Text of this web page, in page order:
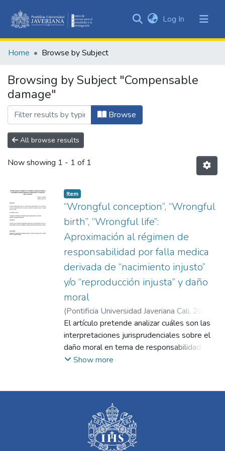
&
All of DSpace
Log In (current)
Home Browse by Subject
Browsing by Subject "Compensable
damage"
Browse
All browse results
Now showing 1 - 1 of 1
Item
“Wrongful conception”, “Wrongful
birth”, “Wrongful life”:
Aproximación al régimen de
responsabilidad por falla medica
derivada de “nacimiento injusto”
y/o “reproducción injusta” y daño
moral
(Pontificia Universidad Javeriana Cali, 2024
Corredor López, Ciro Manuel;Quiñonez
Moreno, Juan José;Martínez Pinilla, Iván
Leonardo
El artículo pretende analizar cuáles son las
interpretaciones jurisprudenciales sobre el
daño moral en tema de responsabilidad
médica en materia de wrongful life, wrongful
Show more